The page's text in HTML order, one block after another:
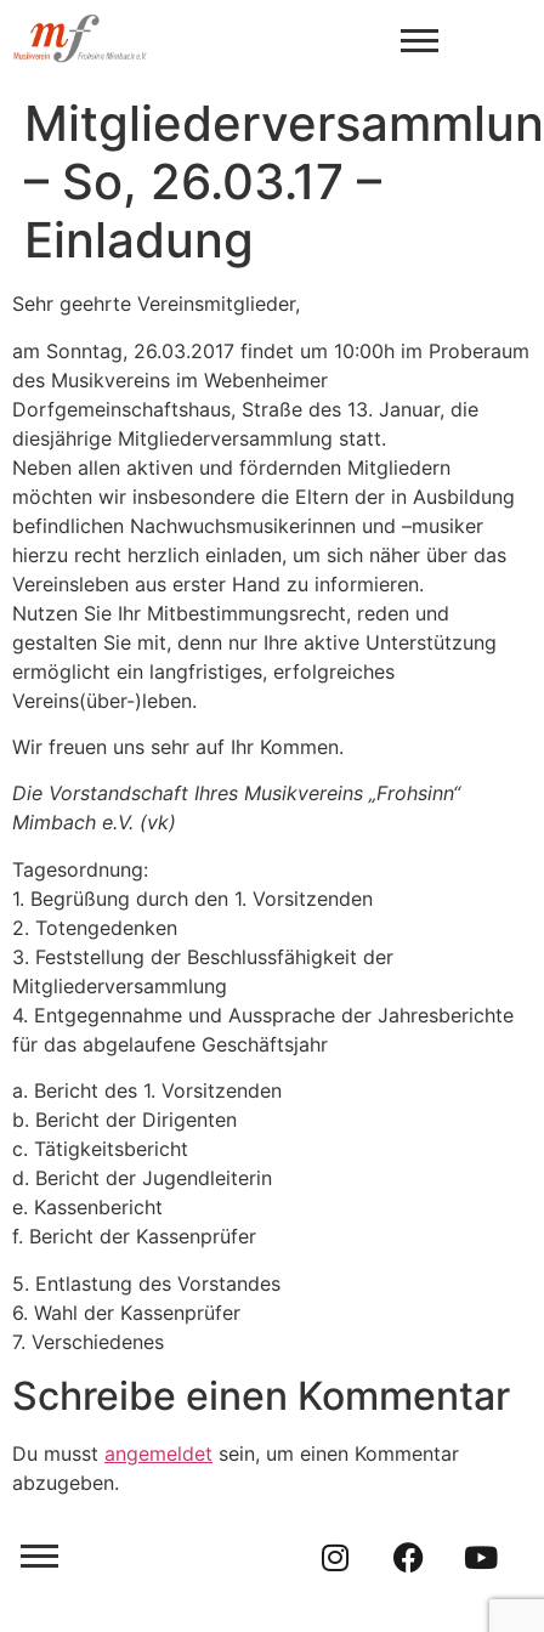
– So, 26.03.17 –
Einladung
Sehr geehrte Vereinsmitglieder,
am Sonntag, 26.03.2017 findet um 10:00h im Proberaum
des Musikvereins im Webenheimer
Dorfgemeinschaftshaus, Straße des 13. Januar, die
diesjährige Mitgliederversammlung statt.
Neben allen aktiven und fördernden Mitgliedern
möchten wir insbesondere die Eltern der in Ausbildung
befindlichen Nachwuchsmusikerinnen und –musiker
hierzu recht herzlich einladen, um sich näher über das
Vereinsleben aus erster Hand zu informieren.
Nutzen Sie Ihr Mitbestimmungsrecht, reden und
gestalten Sie mit, denn nur Ihre aktive Unterstützung
ermöglicht ein langfristiges, erfolgreiches
Vereins(über-)leben.
Wir freuen uns sehr auf Ihr Kommen.
Die Vorstandschaft Ihres Musikvereins „Frohsinn“
Mimbach e.V. (vk)
Tagesordnung:
1. Begrüßung durch den 1. Vorsitzenden
2. Totengedenken
3. Feststellung der Beschlussfähigkeit der
Mitgliederversammlung
4. Entgegennahme und Aussprache der Jahresberichte
für das abgelaufene Geschäftsjahr
a. Bericht des 1. Vorsitzenden
b. Bericht der Dirigenten
c. Tätigkeitsbericht
d. Bericht der Jugendleiterin
e. Kassenbericht
f. Bericht der Kassenprüfer
5. Entlastung des Vorstandes
6. Wahl der Kassenprüfer
7. Verschiedenes
Schreibe einen Kommentar
Du musst angemeldet sein, um einen Kommentar
abzugeben.